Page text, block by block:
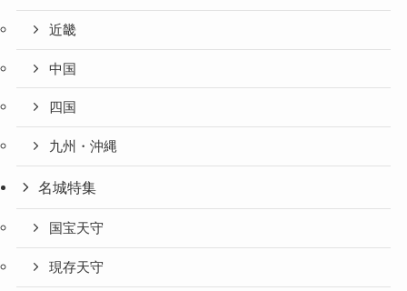
近畿
中国
四国
九州・沖縄
名城特集
国宝天守
現存天守